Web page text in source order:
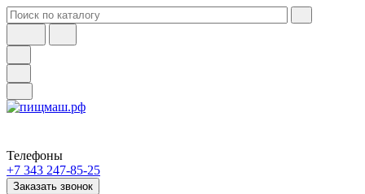
Телефоны
+7 343 247-85-25
Заказать звонок